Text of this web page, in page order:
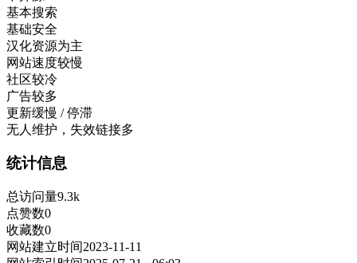
基本搜索
基础安全
汉化资源为主
网站速度较慢
社区较冷
广告较多
更新缓慢 / 停滞
无人维护，失效链接多
统计信息
总访问量9.3k
点赞数0
收藏数0
网站建立时间2023-11-11